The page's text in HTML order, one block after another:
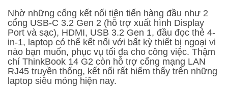
Nhờ những cổng kết nối tiên tiến hàng đầu như 2
cổng USB-C 3.2 Gen 2 (hỗ trợ xuất hình Display
Port và sạc), HDMI, USB 3.2 Gen 1, đầu đọc thẻ 4-
in-1, laptop có thể kết nối với bất kỳ thiết bị ngoại vi
nào bạn muốn, phục vụ tối đa cho công việc. Thậm
chí ThinkBook 14 G2 còn hỗ trợ cổng mạng LAN
RJ45 truyền thống, kết nối rất hiếm thấy trên những
laptop siêu mỏng hiện nay.